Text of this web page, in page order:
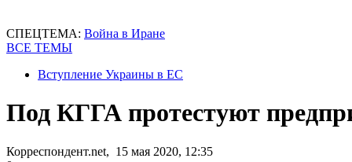
СПЕЦТЕМА: Война в Иране
ВСЕ ТЕМЫ
Вступление Украины в ЕС
Под КГГА протестуют
Корреспондент.net, 15 мая 2020, 12:35